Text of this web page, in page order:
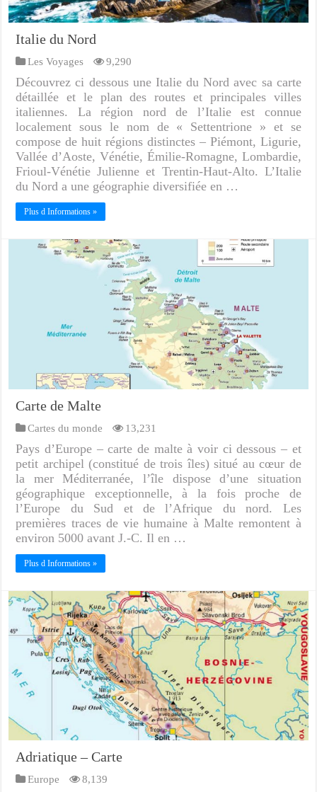
Italie du Nord
Les Voyages 9,290
Découvrez ci dessous une Italie du Nord avec sa carte
détaillée et le plan des routes et principales villes
italiennes. La région nord de l’Italie est connue
localement sous le nom de « Settentrione » et se
compose de huit régions distinctes – Piémont, Ligurie,
Vallée d’Aoste, Vénétie, Émilie-Romagne, Lombardie,
Frioul-Vénétie Julienne et Trentin-Haut-Alto. L’Italie
du Nord a une géographie diversifiée en …
Plus d Informations »
Carte de Malte
Cartes du monde 13,231
Pays d’Europe – carte de malte à voir ci dessous – et
petit archipel (constitué de trois îles) situé au cœur de
la mer Méditerranée, l’île dispose d’une situation
géographique exceptionnelle, à la fois proche de
l’Europe du Sud et de l’Afrique du nord. Les
premières traces de vie humaine à Malte remontent à
environ 5000 avant J.-C. Il en …
Plus d Informations »
Adriatique – Carte
Europe 8,139